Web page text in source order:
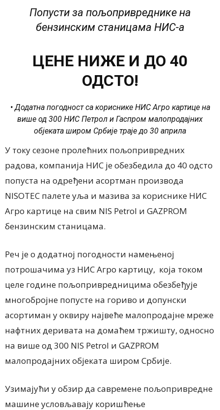
Попусти за пољопривреднике на
бензинским станицама НИС-а
ЦЕНЕ НИЖЕ И ДО 40
ОДСТО!
• Додатна погодност са кориснике НИС Агро картице на
више од 300 НИС Петрол и Гаспром малопродајних
објеката широм Србије траје до 30 априла
У току сезоне пролећних пољопривредних
радова, компанија НИС је обезбедила до 40 одсто
попуста на одређени асортман производа
NISOTEC палете уља и мазива за кориснике НИС
Агро картице на свим NIS Petrol и GAZPROM
бензинским станицама.
Реч је о додатној погодности намењеној
пoтрошачима уз НИС Агро картицу, која током
целе године пољопривредницима обезбеђује
многобројне попусте на гориво и допунски
асортиман у оквиру највеће малопродајне мреже
нафтних деривата на домаћем тржишту, односно
на више од 300 NIS Petrol и GAZPROM
малопродајних објеката широм Србије.
Узимајући у обзир да савремене пољопривредне
машине условљавају коришћење